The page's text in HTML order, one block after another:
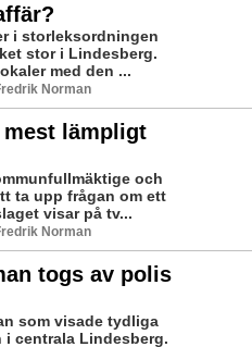
i storleksordningen
stor i Lindesberg.
med den ...
Norman
mest lämpligt
och
ta upp frågan om ett
visar på tv...
Norman
togs av polis
som visade tydliga
i centrala Lindesberg.